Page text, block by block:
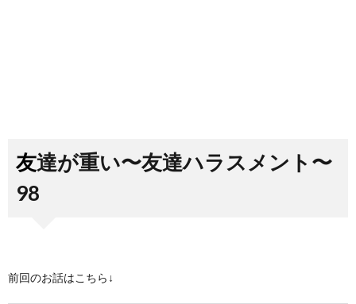
友達が重い〜友達ハラスメント〜
98
前回のお話はこちら↓